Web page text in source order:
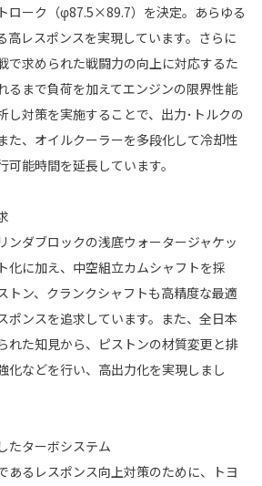
ローク（φ87.5×89.7）を決定。あらゆる
高レスポンスを実現しています。さらに
で求められた戦闘力の向上に対応するた
るまで負荷を加えてエンジンの限界性能
し対策を実施することで、出力･トルクの
た、オイルクーラーを多段化して冷却性
能時間を延長しています。
ンダブロックの浅底ウォータージャケッ
化に加え、中空組立カムシャフトを採
トン、クランクシャフトも高精度な最適
ポンスを追求しています。また、全日本
れた知見から、ピストンの材質変更と排
化などを行い、高出力化を実現しまし
たターボシステム
あるレスポンス向上対策のために、トヨ